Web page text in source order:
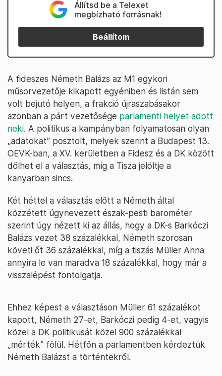
Állítsd be a Telexet
megbízható forrásnak!
Beállítom
A fideszes Németh Balázs az M1 egykori
műsorvezetője kikapott egyéniben és listán sem
volt bejutó helyen, a frakció újraszabásakor
azonban a párt vezetősége parlamenti helyet adott
neki. A politikus a kampányban folyamatosan olyan
„adatokat” posztolt, melyek szerint a Budapest 13.
OEVK-ban, a XV. kerületben a Fidesz és a DK között
dőlhet el a választás, míg a Tisza jelöltje a
kanyarban sincs.
Két héttel a választás előtt a Németh által
közzétett úgynevezett észak-pesti barométer
szerint úgy nézett ki az állás, hogy a DK-s Barkóczi
Balázs vezet 38 százalékkal, Németh szorosan
követi őt 36 százalékkal, míg a tiszás Müller Anna
annyira le van maradva 18 százalékkal, hogy már a
visszalépést fontolgatja.
Ehhez képest a választáson Müller 61 százalékot
kapott, Németh 27-et, Barkóczi pedig 4-et, vagyis
közel a DK politikusát közel 900 százalékkal
„mérték” fölül. Hétfőn a parlamentben kérdeztük
Németh Balázst a történtekről.